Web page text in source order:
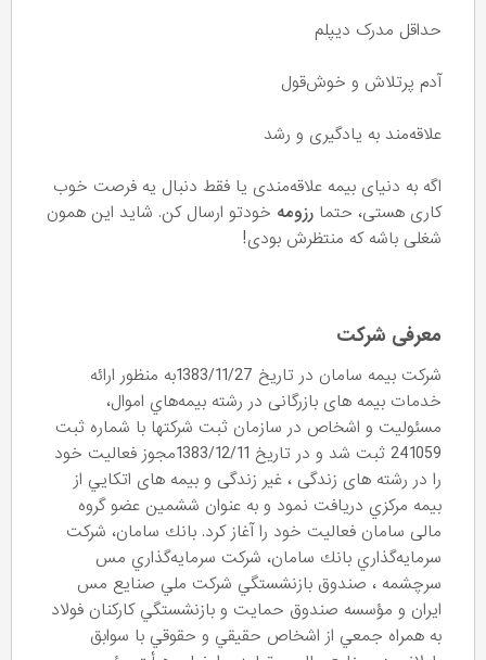
حداقل مدرک دیپلم
آدم پرتلاش و خوش‌قول
علاقه‌مند به یادگیری و رشد
اگه به دنیای بیمه علاقه‌مندی یا فقط دنبال یه فرصت خوب
کاری هستی، حتما رزومه خودتو ارسال کن. شاید این همون
شغلی باشه که منتظرش بودی!
معرفی شرکت
شركت بيمه سامان در تاریخ 1383/11/27به منظور ارائه
خدمات بیمه های بازرگانی در رشته بيمه‌هاي اموال،
مسئوليت و اشخاص در سازمان ثبت شرکتها با شماره ثبت
241059 ثبت شد و در تاریخ 1383/12/11مجوز فعاليت خود
را در رشته های زندگی ، غیر زندگی و بیمه های اتكايي از
بيمه مركزي دریافت نمود و به‌ عنوان ششمين عضو گروه
مالی سامان فعاليت خود را آغاز کرد. بانك سامان، شركت
سرمايه‌گذاري بانك سامان، شركت سرمايه‌گذاري مس
سرچشمه ، صندوق بازنشستگي شركت ملي صنايع مس
ايران و مؤسسه صندوق حمايت و بازنشستگي كاركنان فولاد
به همراه جمعي از اشخاص حقيقي و حقوقي با سوابق